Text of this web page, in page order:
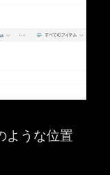
ような位置